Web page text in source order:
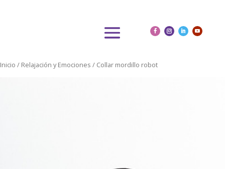
Inicio / Relajación y Emociones / Collar mordillo robot